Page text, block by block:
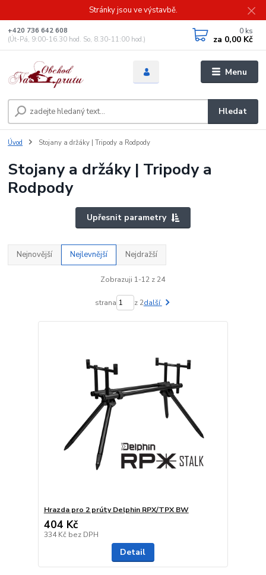
Stránky jsou ve výstavbě.
Menu
Hledat
+420 736 642 608
(Út-Pá, 9:00-16.30 hod. So, 8.30-11:00 hod.)
0 ks
za 0,00 Kč
Úvod Stojany a držáky | Tripody a Rodpody
Stojany a držáky | Tripody a
Rodpody
Upřesnit parametry
Nejnovější Nejlevnější Nejdražší
Zobrazuji 1-12 z 24
strana z 2další
Hrazda pro 2 prúty Delphin RPX/TPX BW
404 Kč
334 Kč bez DPH
Detail